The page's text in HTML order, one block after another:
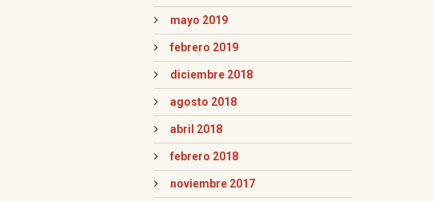
mayo 2019
febrero 2019
diciembre 2018
agosto 2018
abril 2018
febrero 2018
noviembre 2017